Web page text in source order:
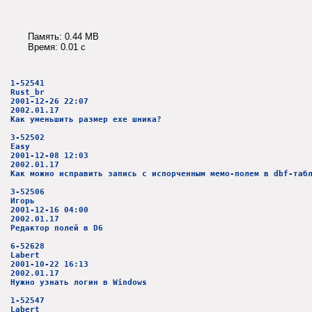
Память: 0.44 MB
Время: 0.01 c
1-52541
Rust_br
2001-12-26 22:07
2002.01.17
Как уменьшить размер exe шника?
3-52502
Easy
2001-12-08 12:03
2002.01.17
Как можно исправить запись с испорченным мемо-полем в dbf-
3-52506
Игорь
2001-12-16 04:00
2002.01.17
Редактор полей в D6
6-52628
Labert
2001-10-22 16:13
2002.01.17
Нужно узнать логин в Windows
1-52547
Labert